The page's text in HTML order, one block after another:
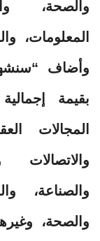
والصحة،
المعلومات،
المجالات
والاتصالات
والصناعة،
والصحة،